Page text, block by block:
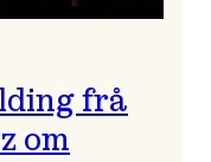
frå
om